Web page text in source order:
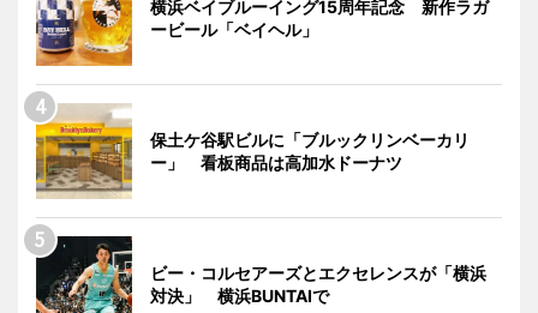
横浜ベイブルーイング15周年記念 新作ラガ
ービール「ベイヘル」
保土ケ谷駅ビルに「ブルックリンベーカリ
ー」 看板商品は高加水ドーナツ
ビー・コルセアーズとエクセレンスが「横浜
対決」 横浜BUNTAIで